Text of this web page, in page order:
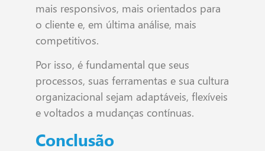
mais responsivos, mais orientados para
o cliente e, em última análise, mais
competitivos.
Por isso, é fundamental que seus
processos, suas ferramentas e sua cultura
organizacional sejam adaptáveis, flexíveis
e voltados a mudanças contínuas.
Conclusão